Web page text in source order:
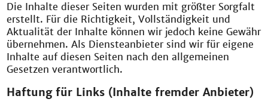
Die Inhalte dieser Seiten wurden mit größter Sorgfalt
erstellt. Für die Richtigkeit, Vollständigkeit und
Aktualität der Inhalte können wir jedoch keine Gewähr
übernehmen. Als Diensteanbieter sind wir für eigene
Inhalte auf diesen Seiten nach den allgemeinen
Gesetzen verantwortlich.
Haftung für Links (Inhalte fremder Anbieter)